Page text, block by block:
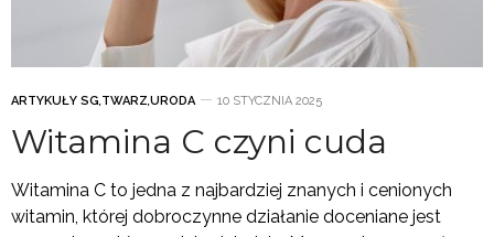
ARTYKUŁY SG,TWARZ,URODA 10 STYCZNIA 2025
Witamina C czyni cuda
Witamina C to jedna z najbardziej znanych i cenionych
witamin, której dobroczynne działanie doceniane jest